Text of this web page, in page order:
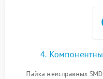
4.
Пайка неисправных